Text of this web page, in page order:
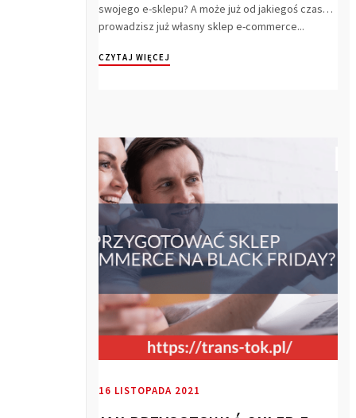
swojego e-sklepu? A może już od jakiegoś czasu
prowadzisz już własny sklep e-commerce...
CZYTAJ WIĘCEJ
16 LISTOPADA 2021